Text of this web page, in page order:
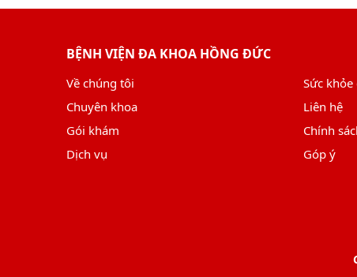
BỆNH VIỆN ĐA KHOA HỒNG ĐỨC
Về chúng tôi
Chuyên khoa
Gói khám
Dịch vụ
Sức
Liên hệ
Chính
Góp ý